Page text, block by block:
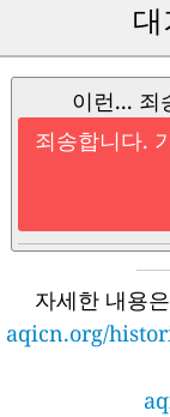
이런... 죄
죄송합니다.
자세한 내용
aqicn.org/